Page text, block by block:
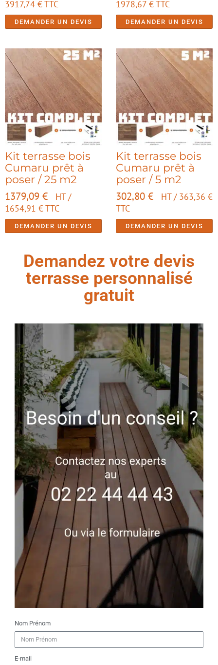
3917,74 €TTC
DEMANDER UN DEVIS
1978,67 €TTC
DEMANDER UN DEVIS
Kit terrasse bois
Cumaru prêt à
poser / 25 m2
1379,09 €
HT /
1654,91 €TTC
DEMANDER UN DEVIS
Kit terrasse bois
Cumaru prêt à
poser / 5 m2
302,80 € HT / 363,36 €
TTC
DEMANDER UN DEVIS
Demandez votre devis
terrasse personnalisé
gratuit
Nom Prénom
E-mail